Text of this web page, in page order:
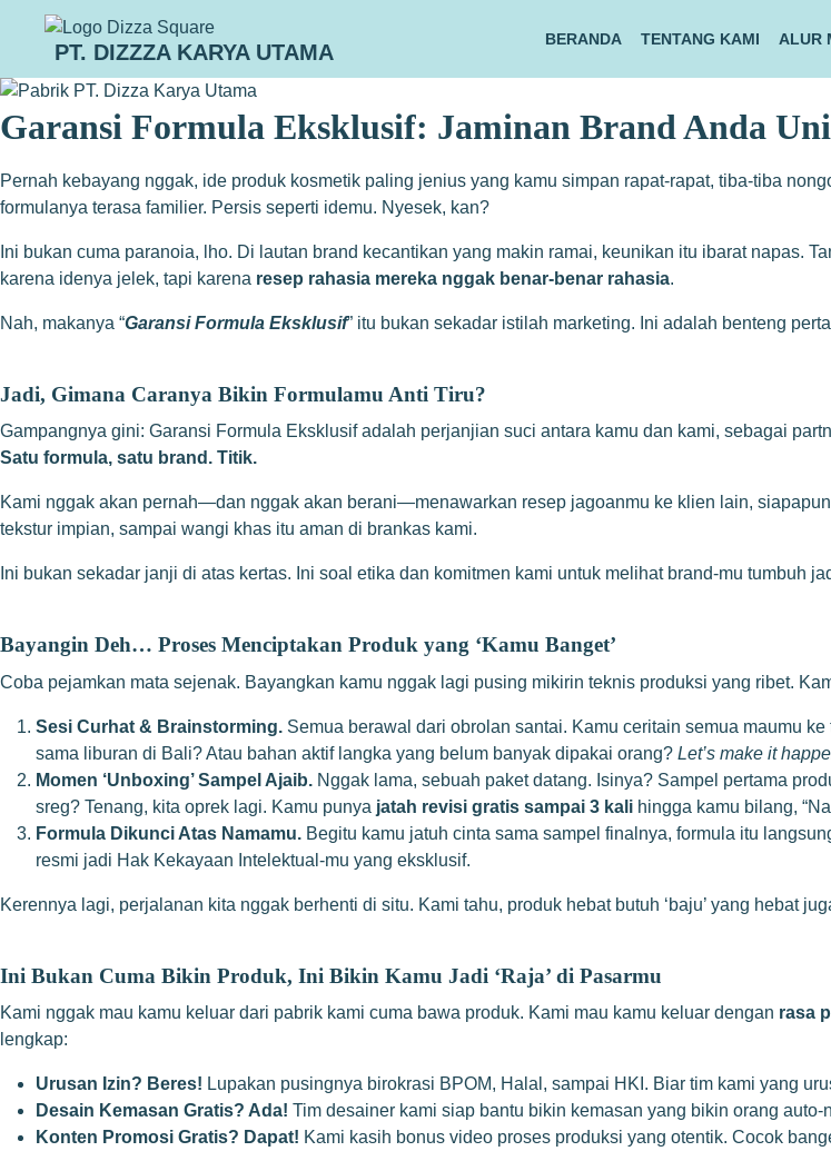
PT. DIZZZA KARYA UTAMA
BERANDA TENTANG KAMI ALUR
Garansi Formula Eksklusif: Jaminan Brand Anda
Pernah kebayang nggak, ide produk kosmetik paling jenius yang kamu simpan rapat-rapat, tiba-tiba
formulanya terasa familier. Persis seperti idemu. Nyesek, kan?
Ini bukan cuma paranoia, lho. Di lautan brand kecantikan yang makin ramai, keunikan itu ibarat napas.
karena idenya jelek, tapi karena resep rahasia mereka nggak benar-benar rahasia.
Nah, makanya “Garansi Formula Eksklusif” itu bukan sekadar istilah marketing. Ini adalah benteng
Jadi, Gimana Caranya Bikin Formulamu Anti Tiru?
Gampangnya gini: Garansi Formula Eksklusif adalah perjanjian suci antara kamu dan kami, sebagai
Satu formula, satu brand. Titik.
Kami nggak akan pernah—dan nggak akan berani—menawarkan resep jagoanmu ke klien lain,
tekstur impian, sampai wangi khas itu aman di brankas kami.
Ini bukan sekadar janji di atas kertas. Ini soal etika dan komitmen kami untuk melihat brand-mu tumbuh
Bayangin Deh… Proses Menciptakan Produk yang ‘Kamu Banget’
Coba pejamkan mata sejenak. Bayangkan kamu nggak lagi pusing mikirin teknis produksi yang ribet.
Sesi Curhat & Brainstorming. Semua berawal dari obrolan santai. Kamu ceritain semua maumu
sama liburan di Bali? Atau bahan aktif langka yang belum banyak dipakai orang? Let’s make it
Momen ‘Unboxing’ Sampel Ajaib. Nggak lama, sebuah paket datang. Isinya? Sampel pertama
sreg? Tenang, kita oprek lagi. Kamu punya jatah revisi gratis sampai 3 kali hingga kamu bilang,
Formula Dikunci Atas Namamu. Begitu kamu jatuh cinta sama sampel finalnya, formula itu
resmi jadi Hak Kekayaan Intelektual-mu yang eksklusif.
Kerennya lagi, perjalanan kita nggak berhenti di situ. Kami tahu, produk hebat butuh ‘baju’ yang hebat
Ini Bukan Cuma Bikin Produk, Ini Bikin Kamu Jadi ‘Raja’ di Pasarmu
Kami nggak mau kamu keluar dari pabrik kami cuma bawa produk. Kami mau kamu keluar dengan rasa
lengkap:
Urusan Izin? Beres! Lupakan pusingnya birokrasi BPOM, Halal, sampai HKI. Biar tim kami yang
Desain Kemasan Gratis? Ada! Tim desainer kami siap bantu bikin kemasan yang bikin orang auto-
Konten Promosi Gratis? Dapat! Kami kasih bonus video proses produksi yang otentik. Cocok